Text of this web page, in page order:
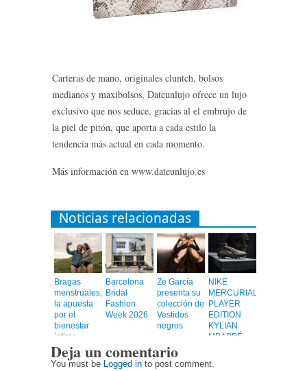
Carteras de mano, originales cluntch, bolsos
medianos y maxibolsos, Dateunlujo ofrece un lujo
exclusivo que nos seduce, gracias al el embrujo de
la piel de pitón, que aporta a cada estilo la
tendencia más actual en cada momento.
Más información en www.dateunlujo.es
Noticias relacionadas
Bragas
menstruales,
la apuesta
por el
bienestar
íntimo
Barcelona
Bridal
Fashion
Week 2026
Ze García
presenta su
colección de
Vestidos
negros
NIKE
MERCURIAL
PLAYER
EDITION
KYLIAN
MBAPPÉ
Deja un comentario
You must be Logged in to post comment.